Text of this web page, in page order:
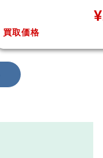
買取価格
¥